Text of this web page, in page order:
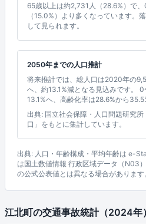
65歳以上は約2,731人（28.6%）で
（15.0%）より多くなっています。
して見られます。
2050年までの人口推計
将来推計では、総人口は2020年の
へ、約13.1%減となる見込みです。
13.1%へ、高齢化率は28.6%から
出典: 国立社会保障・人口問題研究
口」をもとに集計しています。
出典: 人口・年齢構成・平均年齢は e-
は国土数値情報 行政区域データ（N03
の公式公表値とは異なる場合があります
江北町の交通事故統計（2024年）